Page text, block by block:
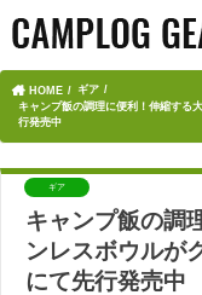
HOME
ギア
キャンプ飯の調理に便利！伸縮する
行発売中
ギア
キャンプ飯の調
ンレスボウルが
にて先行発売中